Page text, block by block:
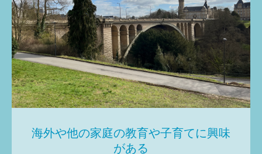
海外や他の家庭の教育や子育てに興味
がある